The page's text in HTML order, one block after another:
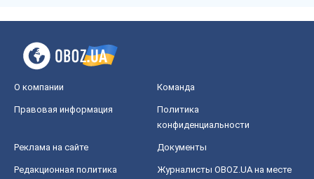
О компании Команда
Правовая информация
Политика
конфиденциальности
Реклама на сайте Документы
Редакционная политика
Журналисты OBOZ.UA на месте